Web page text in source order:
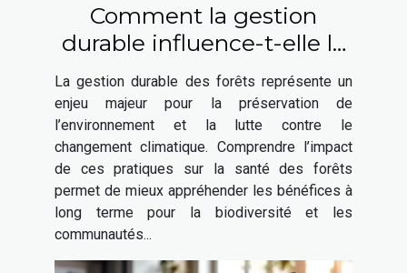
Comment la gestion
durable influence-t-elle la
santé des forêts ?
La gestion durable des forêts représente un
enjeu majeur pour la préservation de
l’environnement et la lutte contre le
changement climatique. Comprendre l’impact
de ces pratiques sur la santé des forêts
permet de mieux appréhender les bénéfices à
long terme pour la biodiversité et les
communautés...